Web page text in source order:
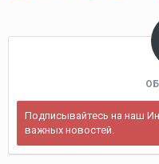
Подписывайтесь на наш
важных новостей.